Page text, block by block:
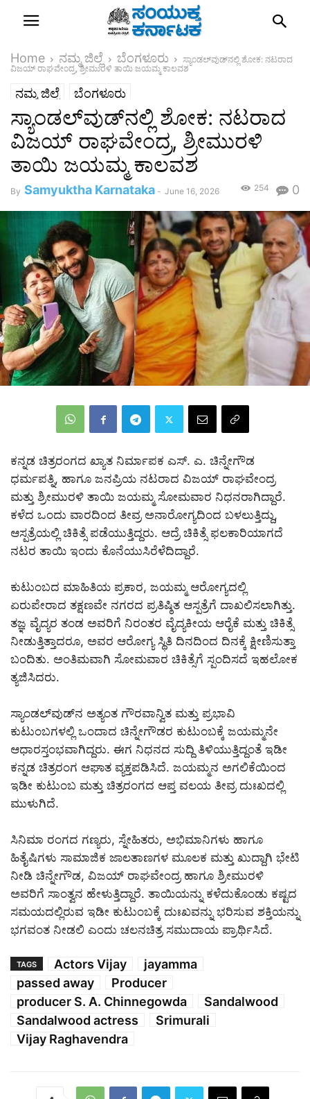
Home ನಮ್ಮ ಜಿಲ್ಲೆ ಬೆಂಗಳೂರು
ಸ್ಯಾಂಡಲ್‌ವುಡ್‌ನಲ್ಲಿ ಶೋಕ: ನಟರಾದ
ವಿಜಯ್ ರಾಘವೇಂದ್ರ, ಶ್ರೀಮುರಳಿ ತಾಯಿ ಜಯಮ್ಮ ಕಾಲವಶ
ನಮ್ಮ ಜಿಲ್ಲೆ ಬೆಂಗಳೂರು
ಸ್ಯಾಂಡಲ್‌ವುಡ್‌ನಲ್ಲಿ ಶೋಕ: ನಟರಾದ
ವಿಜಯ್ ರಾಘವೇಂದ್ರ, ಶ್ರೀಮುರಳಿ
ತಾಯಿ ಜಯಮ್ಮ ಕಾಲವಶ
By Samyuktha Karnataka - June 16, 2026 0
254
ಕನ್ನಡ ಚಿತ್ರರಂಗದ ಖ್ಯಾತ ನಿರ್ಮಾಪಕ ಎಸ್. ಎ. ಚಿನ್ನೇಗೌಡ
ಧರ್ಮಪತ್ನಿ, ಹಾಗೂ ಜನಪ್ರಿಯ ನಟರಾದ ವಿಜಯ್ ರಾಘವೇಂದ್ರ
ಮತ್ತು ಶ್ರೀಮುರಳಿ ತಾಯಿ ಜಯಮ್ಮ ಸೋಮವಾರ ನಿಧನರಾಗಿದ್ದಾರೆ.
ಕಳೆದ ಒಂದು ವಾರದಿಂದ ತೀವ್ರ ಅನಾರೋಗ್ಯದಿಂದ ಬಳಲುತ್ತಿದ್ದು,
ಆಸ್ಪತ್ರೆಯಲ್ಲಿ ಚಿಕಿತ್ಸೆ ಪಡೆಯುತ್ತಿದ್ದರು. ಆದ್ರೆ ಚಿಕಿತ್ಸೆ ಫಲಕಾರಿಯಾಗದೆ
ನಟರ ತಾಯಿ ಇಂದು ಕೊನೆಯುಸಿರೆಳೆದಿದ್ದಾರೆ.
ಕುಟುಂಬದ ಮಾಹಿತಿಯ ಪ್ರಕಾರ, ಜಯಮ್ಮ ಆರೋಗ್ಯದಲ್ಲಿ
ಏರುಪೇರಾದ ತಕ್ಷಣವೇ ನಗರದ ಪ್ರತಿಷ್ಠಿತ ಆಸ್ಪತ್ರೆಗೆ ದಾಖಲಿಸಲಾಗಿತ್ತು.
ತಜ್ಞ ವೈದ್ಯರ ತಂಡ ಅವರಿಗೆ ನಿರಂತರ ವೈದ್ಯಕೀಯ ಆರೈಕೆ ಮತ್ತು ಚಿಕಿತ್ಸೆ
ನೀಡುತ್ತಿತ್ತಾದರೂ, ಅವರ ಆರೋಗ್ಯ ಸ್ಥಿತಿ ದಿನದಿಂದ ದಿನಕ್ಕೆ ಕ್ಷೀಣಿಸುತ್ತಾ
ಬಂದಿತು. ಅಂತಿಮವಾಗಿ ಸೋಮವಾರ ಚಿಕಿತ್ಸೆಗೆ ಸ್ಪಂದಿಸದೆ ಇಹಲೋಕ
ತ್ಯಜಿಸಿದರು.
ಸ್ಯಾಂಡಲ್‌ವುಡ್‌ನ ಅತ್ಯಂತ ಗೌರವಾನ್ವಿತ ಮತ್ತು ಪ್ರಭಾವಿ
ಕುಟುಂಬಗಳಲ್ಲಿ ಒಂದಾದ ಚಿನ್ನೇಗೌಡರ ಕುಟುಂಬಕ್ಕೆ ಜಯಮ್ಮನೇ
ಆಧಾರಸ್ತಂಭವಾಗಿದ್ದರು. ಈಗ ನಿಧನದ ಸುದ್ದಿ ತಿಳಿಯುತ್ತಿದ್ದಂತೆ ಇಡೀ
ಕನ್ನಡ ಚಿತ್ರರಂಗ ಆಘಾತ ವ್ಯಕ್ತಪಡಿಸಿದೆ. ಜಯಮ್ಮನ ಅಗಲಿಕೆಯಿಂದ
ಇಡೀ ಕುಟುಂಬ ಮತ್ತು ಚಿತ್ರರಂಗದ ಆಪ್ತ ವಲಯ ತೀವ್ರ ದುಃಖದಲ್ಲಿ
ಮುಳುಗಿದೆ.
ಸಿನಿಮಾ ರಂಗದ ಗಣ್ಯರು, ಸ್ನೇಹಿತರು, ಅಭಿಮಾನಿಗಳು ಹಾಗೂ
ಹಿತೈಷಿಗಳು ಸಾಮಾಜಿಕ ಜಾಲತಾಣಗಳ ಮೂಲಕ ಮತ್ತು ಖುದ್ದಾಗಿ ಭೇಟಿ
ನೀಡಿ ಚಿನ್ನೇಗೌಡ, ವಿಜಯ್ ರಾಘವೇಂದ್ರ ಹಾಗೂ ಶ್ರೀಮುರಳಿ
ಅವರಿಗೆ ಸಾಂತ್ವನ ಹೇಳುತ್ತಿದ್ದಾರೆ. ತಾಯಿಯನ್ನು ಕಳೆದುಕೊಂಡು ಕಷ್ಟದ
ಸಮಯದಲ್ಲಿರುವ ಇಡೀ ಕುಟುಂಬಕ್ಕೆ ದುಃಖವನ್ನು ಭರಿಸುವ ಶಕ್ತಿಯನ್ನು
ಭಗವಂತ ನೀಡಲಿ ಎಂದು ಚಲನಚಿತ್ರ ಸಮುದಾಯ ಪ್ರಾರ್ಥಿಸಿದೆ.
TAGS Actors Vijay
jayamma
passed away
Producer
producer S. A. Chinnegowda
Sandalwood
Sandalwood actress
Srimurali
Vijay Raghavendra